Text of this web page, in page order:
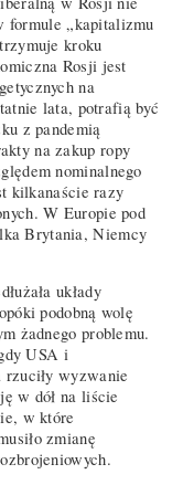
formule „kapitalizmu
kroku
Rosji jest
na
lata, potrafią być
z pandemią
na zakup ropy
nominalnego
kilkanaście razy
W Europie pod
Brytania, Niemcy
układy
podobną wolę
żadnego problemu.
USA i
rzuciły wyzwanie
w dół na liście
w które
zmianę